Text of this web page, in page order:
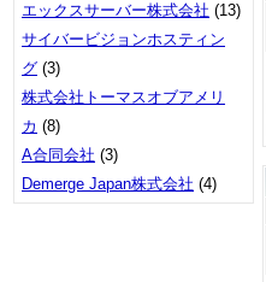
エックスサーバー株式会社 (13)
サイバービジョンホスティン
グ (3)
株式会社トーマスオブアメリ
カ (8)
A合同会社 (3)
Demerge Japan株式会社 (4)